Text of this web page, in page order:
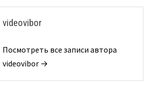
videovibor
Посмотреть все записи автора
videovibor →